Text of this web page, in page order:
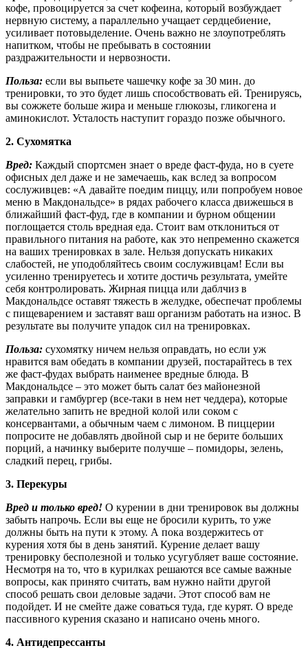
кофе, провоцируется за счет кофеина, который возбуждает
нервную систему, а параллельно учащает сердцебиение,
усиливает потовыделение. Очень важно не злоупотреблять
напитком, чтобы не пребывать в состоянии
раздражительности и нервозности.
Польза: если вы выпьете чашечку кофе за 30 мин. до
тренировки, то это будет лишь способствовать ей. Тренируясь,
вы сожжете больше жира и меньше глюкозы, гликогена и
аминокислот. Усталость наступит гораздо позже обычного.
2. Сухомятка
Вред: Каждый спортсмен знает о вреде фаст-фуда, но в суете
офисных дел даже и не замечаешь, как вслед за вопросом
сослуживцев: «А давайте поедим пиццу, или попробуем новое
меню в Макдональдсе» в рядах рабочего класса движешься в
ближайший фаст-фуд, где в компании и бурном общении
поглощается столь вредная еда. Стоит вам отклониться от
правильного питания на работе, как это непременно скажется
на ваших тренировках в зале. Нельзя допускать никаких
слабостей, не уподобляйтесь своим сослуживцам! Если вы
усиленно тренируетесь и хотите достичь результата, умейте
себя контролировать. Жирная пицца или даблчиз в
Макдональдсе оставят тяжесть в желудке, обеспечат проблемы
с пищеварением и заставят ваш организм работать на износ. В
результате вы получите упадок сил на тренировках.
Польза: сухомятку ничем нельзя оправдать, но если уж
нравится вам обедать в компании друзей, постарайтесь в тех
же фаст-фудах выбрать наименее вредные блюда. В
Макдональдсе – это может быть салат без майонезной
заправки и гамбургер (все-таки в нем нет чеддера), которые
желательно запить не вредной колой или соком с
консервантами, а обычным чаем с лимоном. В пиццерии
попросите не добавлять двойной сыр и не берите больших
порций, а начинку выберите получше – помидоры, зелень,
сладкий перец, грибы.
3. Перекуры
Вред и только вред! О курении в дни тренировок вы должны
забыть напрочь. Если вы еще не бросили курить, то уже
должны быть на пути к этому. А пока воздержитесь от
курения хотя бы в день занятий. Курение делает вашу
тренировку бесполезной и только усугубляет ваше состояние.
Несмотря на то, что в курилках решаются все самые важные
вопросы, как принято считать, вам нужно найти другой
способ решать свои деловые задачи. Этот способ вам не
подойдет. И не смейте даже соваться туда, где курят. О вреде
пассивного курения сказано и написано очень много.
4. Антидепрессанты